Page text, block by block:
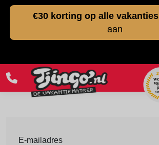
€30 korting op alle vakanties
aan
E-mailadres